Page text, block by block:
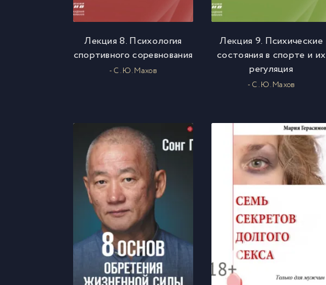
Лекция 8. Психология
спортивного соревнования
- С. Ю. Махов
Лекция 9. Психические
состояния в спорте и их
регуляция
- С. Ю. Махов